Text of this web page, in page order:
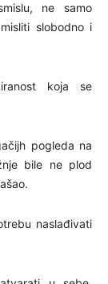
ne samo
slobodno i
koja se
pogleda na
bile ne plod
naslađivati